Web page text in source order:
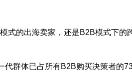
式的出海卖家，还是B2B模式下
代群体已占所有B2B购买决策者的